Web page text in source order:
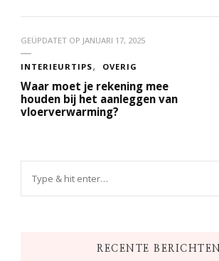
GEÜPDATET OP JANUARI 17, 2025
INTERIEURTIPS OVERIG
Waar moet je rekening mee
houden bij het aanleggen van
vloerverwarming?
RECENTE BERICHTEN